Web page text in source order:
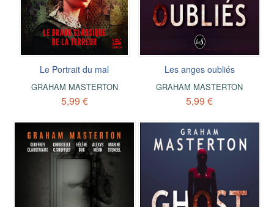
Le Portrait du mal
GRAHAM MASTERTON
5,99 €
Les anges oubliés
GRAHAM MASTERTON
5,99 €